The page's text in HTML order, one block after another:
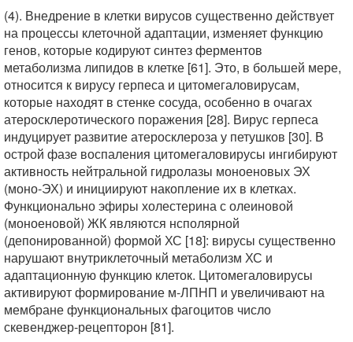
(4). Внедрение в клетки вирусов существенно действует
на процессы клеточной адаптации, изменяет функцию
генов, которые кодируют синтез ферментов
метаболизма липидов в клетке [61]. Это, в большей мере,
относится к вирусу герпеса и цитомегаловирусам,
которые находят в стенке сосуда, особенно в очагах
атеросклеротического поражения [28]. Вирус герпеса
индуцирует развитие атеросклероза у петушков [30]. В
острой фазе воспаления цитомегаловирусы ингибируют
активность нейтральной гидролазы моноеновых ЭХ
(моно-ЭХ) и инициируют накопление их в клетках.
Функционально эфиры холестерина с олеиновой
(моноеновой) ЖК являются нсполярной
(депонированной) формой ХС [18]: вирусы существенно
нарушают внутриклеточный метаболизм ХС и
адаптационную функцию клеток. Цитомегаловирусы
активируют формирование м-ЛПНП и увеличивают на
мембране функциональных фагоцитов число
скевенджер-рецепторон [81].